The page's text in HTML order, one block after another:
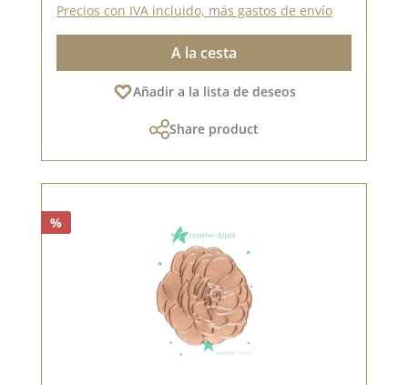
Precios con IVA incluido, más gastos de envío
A la cesta
Añadir a la lista de deseos
Share product
%